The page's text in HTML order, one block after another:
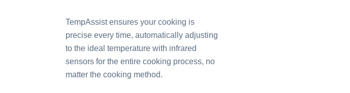
TempAssist ensures your cooking is
precise every time, automatically adjusting
to the ideal temperature with infrared
sensors for the entire cooking process, no
matter the cooking method.